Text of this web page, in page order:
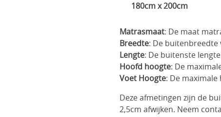
180cm x 200cm
Matrasmaat: De maat
Breedte: De buitenbreedte
Lengte: De buitenste
Hoofd hoogte: De
Voet Hoogte: De
Deze afmetingen zijn de
2,5cm afwijken. Neem